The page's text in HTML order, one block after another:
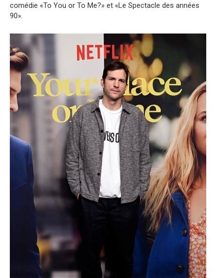
comédie «To You or To Me?» et «Le Spectacle des années
90».